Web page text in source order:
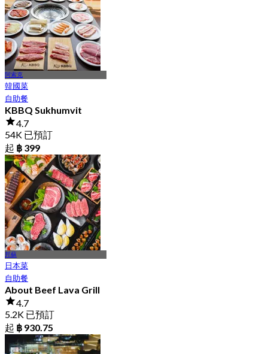
起฿ 495
阿索克
韓國菜
自助餐
KBBQ Sukhumvit
4.7
54K 已預訂
起 ฿ 399
邦蘇
日本菜
自助餐
About Beef Lava Grill
4.7
5.2K 已預訂
起 ฿ 930.75